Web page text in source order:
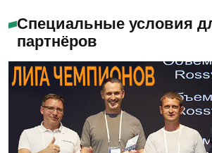
Специальные условия
партнёров